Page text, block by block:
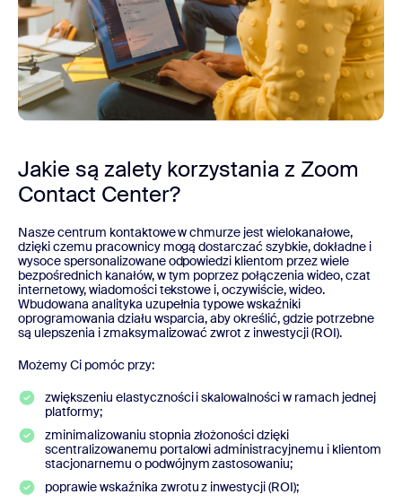
Jakie są zalety korzystania z Zoom
Contact Center?
Nasze centrum kontaktowe w chmurze jest wielokanałowe,
dzięki czemu pracownicy mogą dostarczać szybkie, dokładne i
wysoce spersonalizowane odpowiedzi klientom przez wiele
bezpośrednich kanałów, w tym poprzez połączenia wideo, czat
internetowy, wiadomości tekstowe i, oczywiście, wideo.
Wbudowana analityka uzupełnia typowe wskaźniki
oprogramowania działu wsparcia, aby określić, gdzie potrzebne
są ulepszenia i zmaksymalizować zwrot z inwestycji (ROI).
Możemy Ci pomóc przy:
zwiększeniu elastyczności i skalowalności w ramach jednej
platformy;
zminimalizowaniu stopnia złożoności dzięki
scentralizowanemu portalowi administracyjnemu i klientom
stacjonarnemu o podwójnym zastosowaniu;
poprawie wskaźnika zwrotu z inwestycji (ROI);